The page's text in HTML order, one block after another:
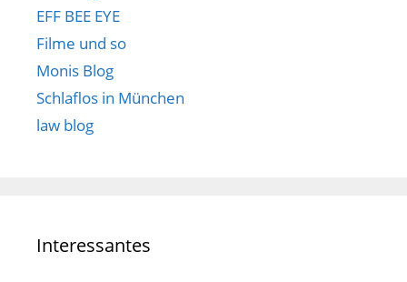
EFF BEE EYE
Filme und so
Monis Blog
Schlaflos in München
law blog
Interessantes